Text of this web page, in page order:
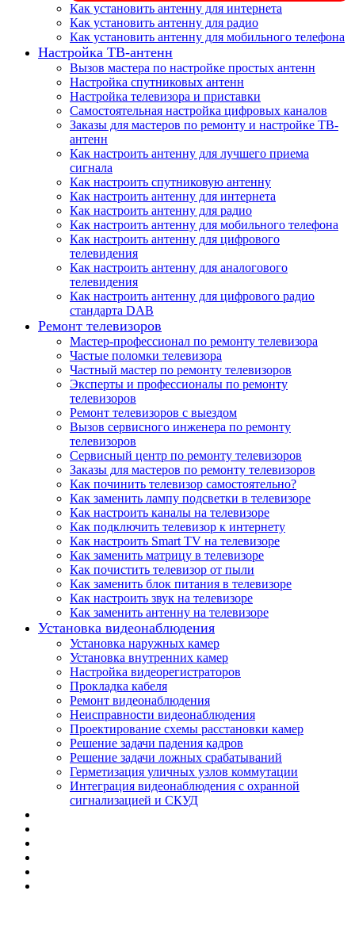
Как установить антенну для интернета
Как установить антенну для радио
Как установить антенну для мобильного телефона
Настройка ТВ-антенн
Вызов мастера по настройке простых антенн
Настройка спутниковых антенн
Настройка телевизора и приставки
Самостоятельная настройка цифровых каналов
Заказы для мастеров по ремонту и настройке ТВ-
антенн
Как настроить антенну для лучшего приема
сигнала
Как настроить спутниковую антенну
Как настроить антенну для интернета
Как настроить антенну для радио
Как настроить антенну для мобильного телефона
Как настроить антенну для цифрового
телевидения
Как настроить антенну для аналогового
телевидения
Как настроить антенну для цифрового радио
стандарта DAB
Ремонт телевизоров
Мастер-профессионал по ремонту телевизора
Частые поломки телевизора
Частный мастер по ремонту телевизоров
Эксперты и профессионалы по ремонту
телевизоров
Ремонт телевизоров с выездом
Вызов сервисного инженера по ремонту
телевизоров
Сервисный центр по ремонту телевизоров
Заказы для мастеров по ремонту телевизоров
Как починить телевизор самостоятельно?
Как заменить лампу подсветки в телевизоре
Как настроить каналы на телевизоре
Как подключить телевизор к интернету
Как настроить Smart TV на телевизоре
Как заменить матрицу в телевизоре
Как почистить телевизор от пыли
Как заменить блок питания в телевизоре
Как настроить звук на телевизоре
Как заменить антенну на телевизоре
Установка видеонаблюдения
Установка наружных камер
Установка внутренних камер
Настройка видеорегистраторов
Прокладка кабеля
Ремонт видеонаблюдения
Неисправности видеонаблюдения
Проектирование схемы расстановки камер
Решение задачи падения кадров
Решение задачи ложных срабатываний
Герметизация уличных узлов коммутации
Интеграция видеонаблюдения с охранной
сигнализацией и СКУД